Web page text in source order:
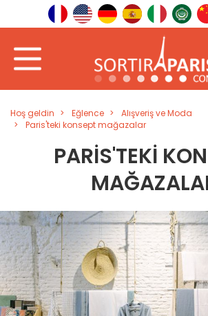
Hoş geldin Eğlence
Alışveriş ve Moda
Paris'teki konsept mağazalar
PARIS'TEKI